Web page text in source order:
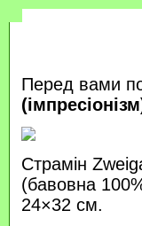
Перед вами
Страмін
(бавовна
24×32 см.